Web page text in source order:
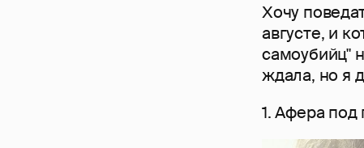
Хочу
августе, и
самоубийц"
ждала, но я
1. Афера под